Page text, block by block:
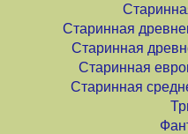
Старинная
Старинная
Старинная
Старинная